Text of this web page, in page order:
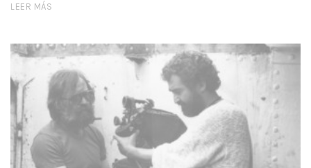
LEER MÁS